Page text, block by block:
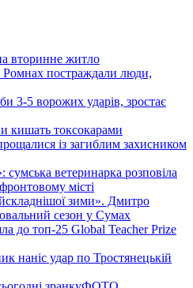
вторинне житло
Ромнах постраждали люди,
3-5 ворожих ударів, зростає
кишать токсокарами
із загиблим захисником
сумська ветеринарка розповіла
місті
зими». Дмитро
сезон у Сумах
до топ-25 Global Teacher Prize
наніс удар по Тростянецькій